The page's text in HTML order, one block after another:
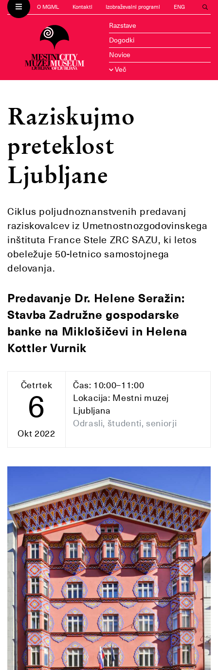
O MGML Kontakti Izobraževalni programi ENG
Razstave
Dogodki
Novice
Več
Raziskujmo
preteklost
Ljubljane
Ciklus poljudnoznanstvenih predavanj
raziskovalcev iz Umetnostnozgodovinskega
inštituta France Stele ZRC SAZU, ki letos
obeležuje 50-letnico samostojnega
delovanja.
Predavanje Dr. Helene Seražin:
Stavba Zadružne gospodarske
banke na Miklošičevi in Helena
Kottler Vurnik
Četrtek
6
Okt 2022
Čas: 10:00–11:00
Lokacija: Mestni muzej
Ljubljana
Odrasli, študenti, seniorji